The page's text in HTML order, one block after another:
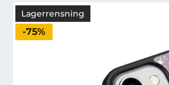
Lagerrensning
Priset är nedsatt med
-75%